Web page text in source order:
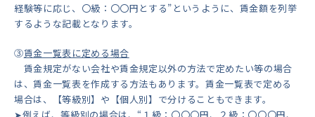
経験等に応じ、〇級：〇〇円とする”というように、賃金額を列挙
するような記載となります。
③賃金一覧表に定める場合
賃金規定がない会社や賃金規定以外の方法で定めたい等の場合
は、賃金一覧表を作成する方法もあります。賃金一覧表で定める
場合は、【等級別】や【個人別】で分けることもできます。